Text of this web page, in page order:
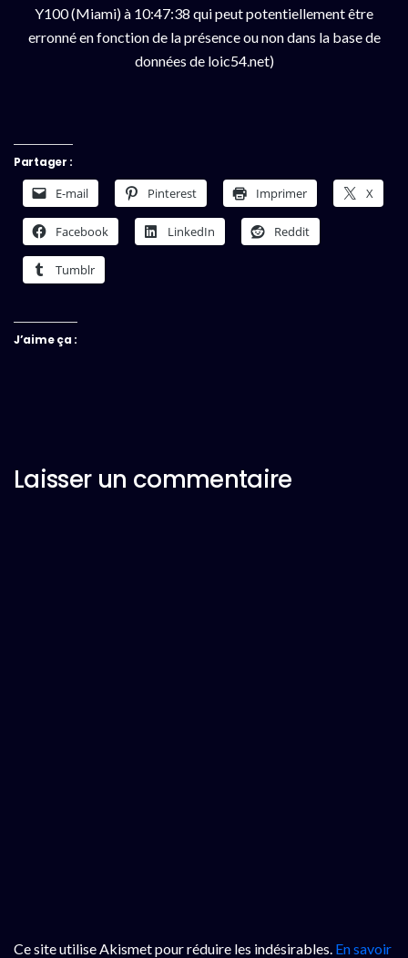
Y100 (Miami) à 10:47:38 qui peut potentiellement être
erronné en fonction de la présence ou non dans la base de
données de loic54.net)
Partager :
E-mail Pinterest Imprimer X
Facebook LinkedIn Reddit
Tumblr
J’aime ça :
Laisser un commentaire
Ce site utilise Akismet pour réduire les indésirables. En savoir